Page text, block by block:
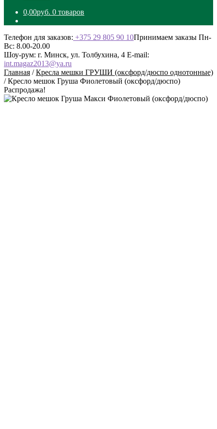
0,00руб. 0 товаров
Телефон для заказов: +375 29 805 90 10Принимаем заказы Пн-
Вс: 8.00-20.00
Шоу-рум: г. Минск, ул. Толбухина, 4 E-mail:
int.magaz2013@ya.ru
Главная /Кресла мешки ГРУШИ (оксфорд/дюспо однотонные)
/Кресло мешок Груша Фиолетовый (оксфорд/дюспо)
Распродажа!